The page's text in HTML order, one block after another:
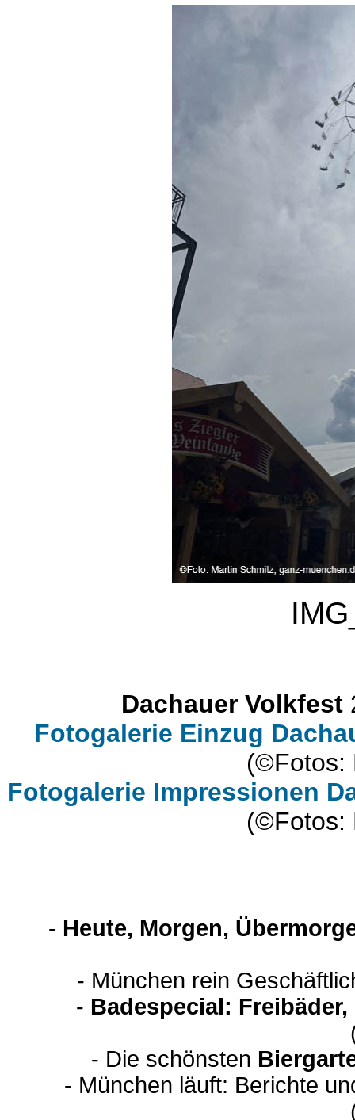
Dachauer Volkfest
Fotogalerie Einzug
(©Fotos:
Fotogalerie Impressionen
(©Fotos:
- Heute, Morgen,
- München rein
- Badespecial:
- Die schönsten
- München läuft: Berichte